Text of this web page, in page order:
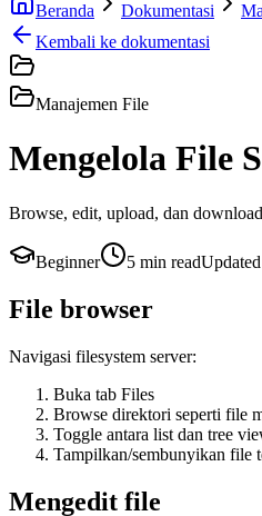
Beranda Dokumentasi
Kembali ke dokumentasi
Manajemen File
Mengelola File
Browse, edit, upload, dan
Beginner 5 min readUpdated
File browser
Navigasi filesystem server:
Buka tab Files
Browse direktori seperti file
Toggle antara list dan tree
Tampilkan/sembunyikan file
Mengedit file